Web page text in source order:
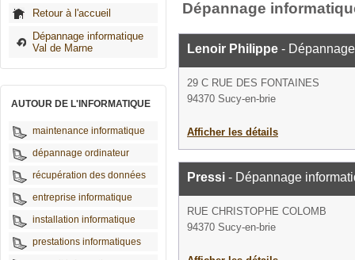
Retour à l'accueil
Dépannage informatique
Val de Marne
AUTOUR DE L'INFORMATIQUE
maintenance informatique
dépannage ordinateur
récupération des données
entreprise informatique
installation informatique
prestations informatiques
Dépannage
Lenoir Philippe -
29 C RUE DES FONTAINES
94370 Sucy-en-brie
Afficher les détails
Pressi - Dépannage
RUE CHRISTOPHE COLOMB
94370 Sucy-en-brie